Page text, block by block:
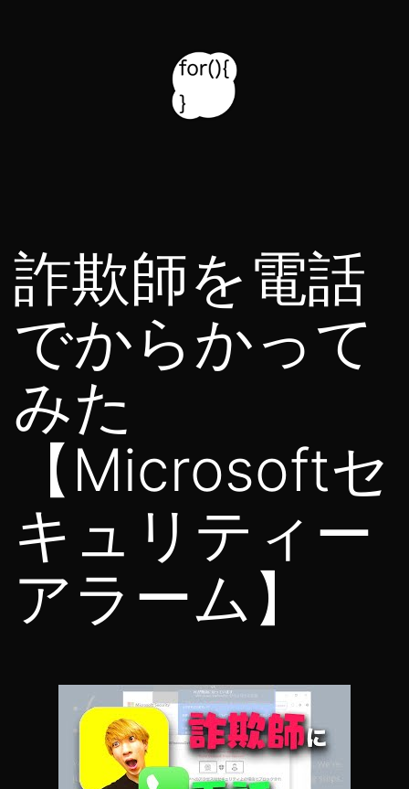
ッ詐欺師を電話
でからかって
みた
【Microsoftセ
キュリティー
アラーム】